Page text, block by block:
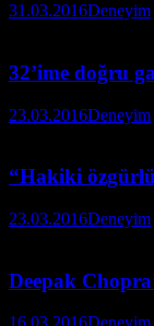
31.03.2016Deneyim
32’ime doğru
23.03.2016Deneyim
“Hakiki
23.03.2016Deneyim
Deepak